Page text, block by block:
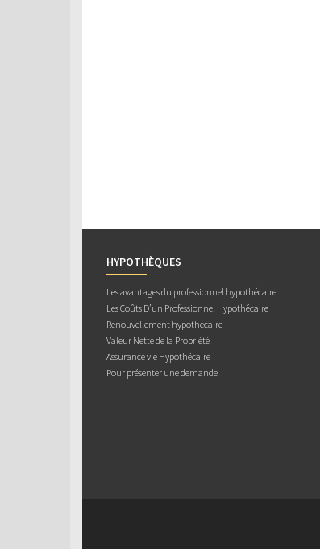
HYPOTHÈQUES
Les avantages du professionnel hypothécaire
Les Coûts D’un Professionnel Hypothécaire
Renouvellement hypothécaire
Valeur Nette de la Propriété
Assurance vie Hypothécaire
Pour présenter une demande